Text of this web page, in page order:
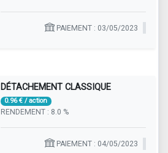
PAIEMENT : 03/05/2023
DÉTACHEMENT CLASSIQUE
0.96 € / action
RENDEMENT : 8.0 %
PAIEMENT : 04/05/2023